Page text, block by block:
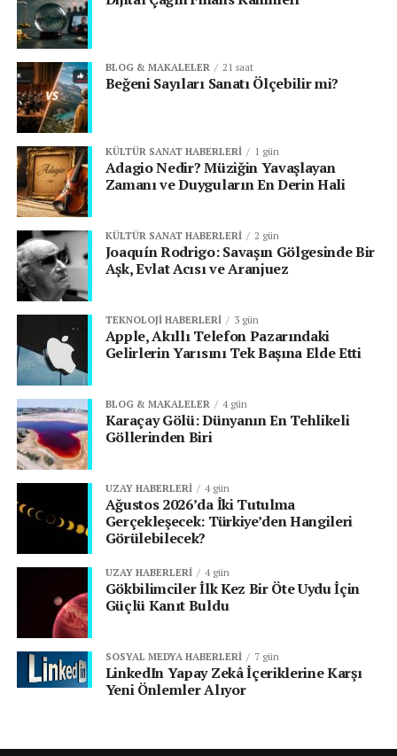
BLOG & MAKALELER 21 saat
Beğeni Sayıları Sanatı Ölçebilir mi?
KÜLTÜR SANAT HABERLERI 1 gün
Adagio Nedir? Müziğin Yavaşlayan
Zamanı ve Duyguların En Derin Hali
KÜLTÜR SANAT HABERLERI 2 gün
Joaquín Rodrigo: Savaşın Gölgesinde Bir
Aşk, Evlat Acısı ve Aranjuez
TEKNOLOJI HABERLERI 3 gün
Apple, Akıllı Telefon Pazarındaki
Gelirlerin Yarısını Tek Başına Elde Etti
BLOG & MAKALELER 4 gün
Karaçay Gölü: Dünyanın En Tehlikeli
Göllerinden Biri
UZAY HABERLERI 4 gün
Ağustos 2026’da İki Tutulma
Gerçekleşecek: Türkiye’den Hangileri
Görülebilecek?
UZAY HABERLERI 4 gün
Gökbilimciler İlk Kez Bir Öte Uydu İçin
Güçlü Kanıt Buldu
SOSYAL MEDYA HABERLERI 7 gün
LinkedIn Yapay Zekâ İçeriklerine Karşı
Yeni Önlemler Alıyor